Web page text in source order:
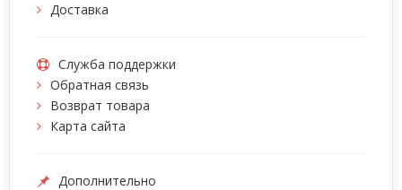
Доставка
Служба поддержки
Обратная связь
Возврат товара
Карта сайта
Дополнительно